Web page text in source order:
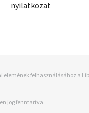
nyilatkozat
felhasználásához a
jog fenntartva.